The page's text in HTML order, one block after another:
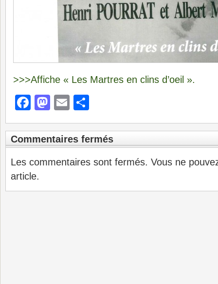
>>>Affiche « Les Martres en clins d’oeil ».
Facebook
Mastodon
Email
Commentaires fermés
Les commentaires sont fermés. Vous ne
article.